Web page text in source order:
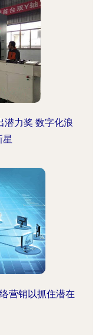
潜力奖 数字化浪
星
营销以抓住潜在